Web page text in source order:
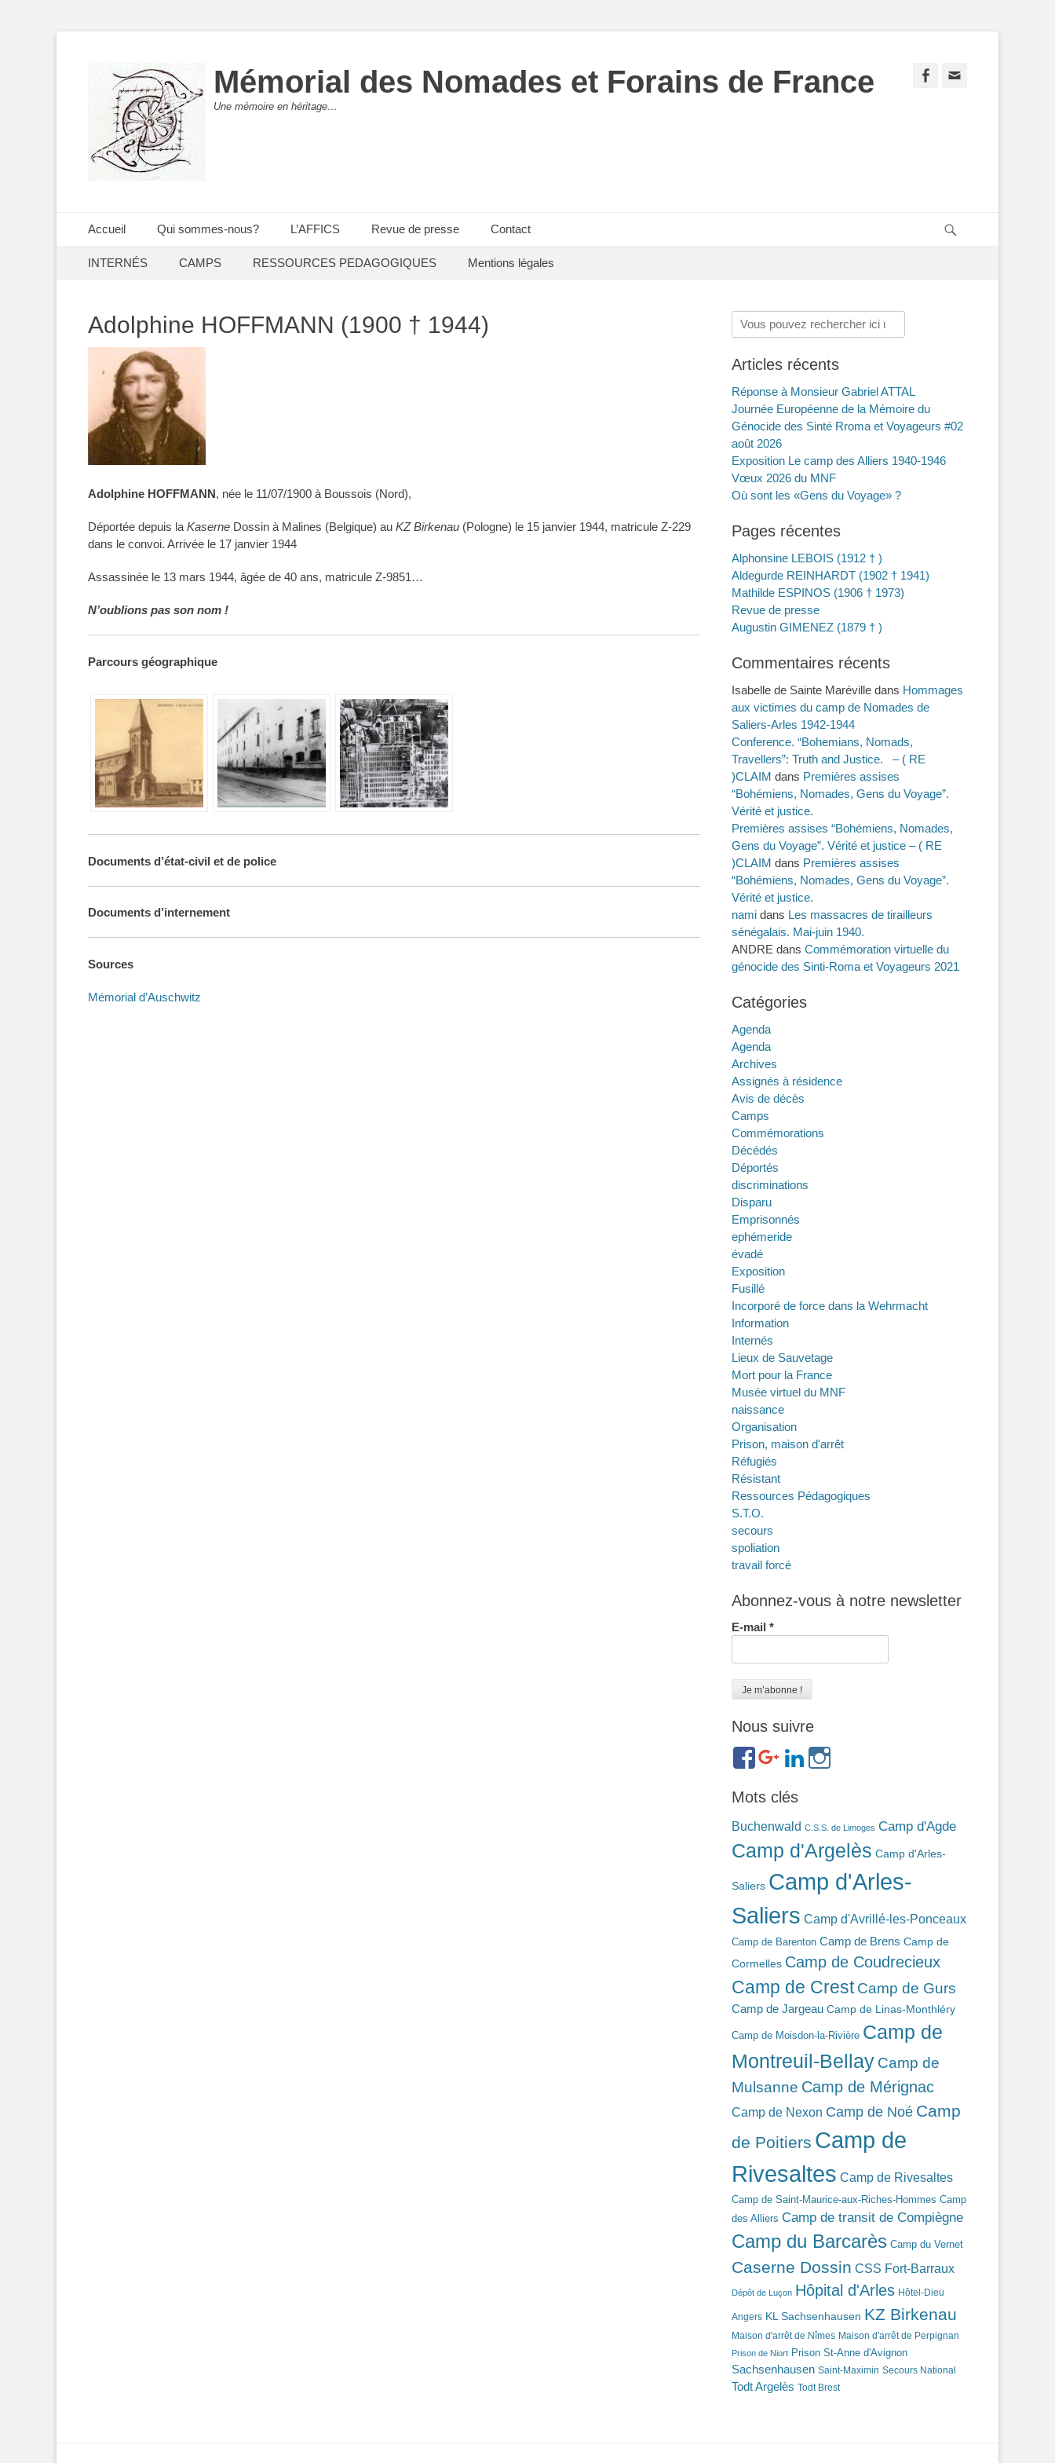
Mémorial des Nomades et Forains de France
Une mémoire en héritage…
Facebook
Menu principal
Accueil Qui sommes-nous? L’AFFICS Revue de presse Contact
Menu secondaire
INTERNÉS CAMPS RESSOURCES PEDAGOGIQUES Mentions légales
Adolphine HOFFMANN (1900 † 1944)
Adolphine HOFFMANN, née le 11/07/1900 à Boussois (Nord),
Déportée depuis la Kaserne Dossin à Malines (Belgique) au KZ Birkenau (Pologne) le 15 janvier 1944, matricule Z-229
dans le convoi. Arrivée le 17 janvier 1944
Assassinée le 13 mars 1944, âgée de 40 ans, matricule Z-9851…
N’oublions pas son nom !
Parcours géographique
Documents d’état-civil et de police
Documents d’internement
Sources
Mémorial d’Auschwitz
Rechercher :
Articles récents
Réponse à Monsieur Gabriel ATTAL
Journée Européenne de la Mémoire du
Génocide des Sinté Rroma et Voyageurs #02
août 2026
Exposition Le camp des Alliers 1940-1946
Vœux 2026 du MNF
Où sont les «Gens du Voyage» ?
Pages récentes
Alphonsine LEBOIS (1912 † )
Aldegurde REINHARDT (1902 † 1941)
Mathilde ESPINOS (1906 † 1973)
Revue de presse
Augustin GIMENEZ (1879 † )
Commentaires récents
Isabelle de Sainte Maréville dans Hommages
aux victimes du camp de Nomades de
Saliers-Arles 1942-1944
Conference. “Bohemians, Nomads,
Travellers”: Truth and Justice. – ( RE
)CLAIM dans Premières assises
“Bohémiens, Nomades, Gens du Voyage”.
Vérité et justice.
Premières assises “Bohémiens, Nomades,
Gens du Voyage”. Vérité et justice – ( RE
)CLAIM dans Premières assises
“Bohémiens, Nomades, Gens du Voyage”.
Vérité et justice.
nami dans Les massacres de tirailleurs
sénégalais. Mai-juin 1940.
ANDRE dans Commémoration virtuelle du
génocide des Sinti-Roma et Voyageurs 2021
Catégories
Agenda
Agenda
Archives
Assignés à résidence
Avis de décès
Camps
Commémorations
Décédés
Déportés
discriminations
Disparu
Emprisonnés
ephémeride
évadé
Exposition
Fusillé
Incorporé de force dans la Wehrmacht
Information
Internés
Lieux de Sauvetage
Mort pour la France
Musée virtuel du MNF
naissance
Organisation
Prison, maison d'arrêt
Réfugiés
Résistant
Ressources Pédagogiques
S.T.O.
secours
spoliation
travail forcé
Abonnez-vous à notre newsletter
E-mail *
Nous suivre
https://www.facebook.com/groups/
ref=br_rs
https://plus.google.com/b/114372604835066525589/
https://www.linkedin.com/in/gigi-
bonin-
Mots clés
Buchenwald C.S.S. de Limoges Camp d'Agde
Camp d'Argelès Camp d'Arles-
Saliers Camp d'Arles-
Saliers Camp d'Avrillé-les-Ponceaux
Camp de Barenton Camp de Brens Camp de
Cormelles Camp de Coudrecieux
Camp de Crest Camp de Gurs
Camp de Jargeau Camp de Linas-Monthléry
Camp de Moisdon-la-Rivière Camp de
Montreuil-Bellay Camp de
Mulsanne Camp de Mérignac
Camp de Nexon Camp de Noé Camp
de Poitiers Camp de
Rivesaltes Camp de Rivesaltes
Camp de Saint-Maurice-aux-Riches-Hommes Camp
des Alliers Camp de transit de Compiègne
Camp du Barcarès Camp du Vernet
Caserne Dossin CSS Fort-Barraux
Dépôt de Luçon Hôpital d'Arles Hôtel-Dieu
Angers KL Sachsenhausen KZ Birkenau
Maison d'arrêt de Nîmes Maison d'arrêt de Perpignan
Prison de Niort Prison St-Anne d'Avignon
Sachsenhausen Saint-Maximin Secours National
Todt Argelès Todt Brest